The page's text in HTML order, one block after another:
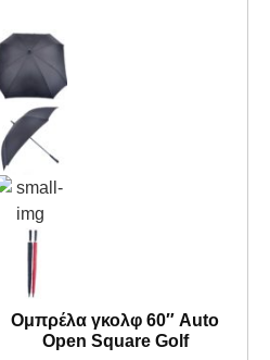
Ομπρέλα γκολφ 60″ Auto
Open Square Golf